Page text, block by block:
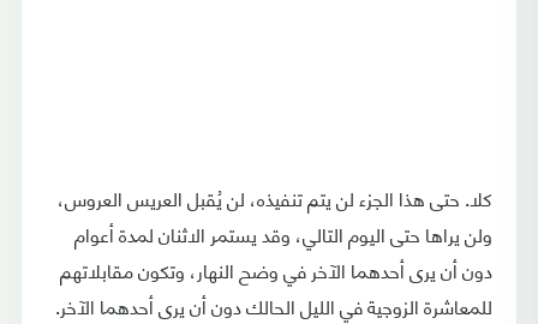
كلا. حتى هذا الجزء لن يتم تنفيذه، لن يُقبل العريس العروس،
ولن يراها حتى اليوم التالي، وقد يستمر الاثنان لمدة أعوام
دون أن يرى أحدهما الآخر في وضح النهار، وتكون مقابلاتهم
للمعاشرة الزوجية في الليل الحالك دون أن يرى أحدهما الآخر.